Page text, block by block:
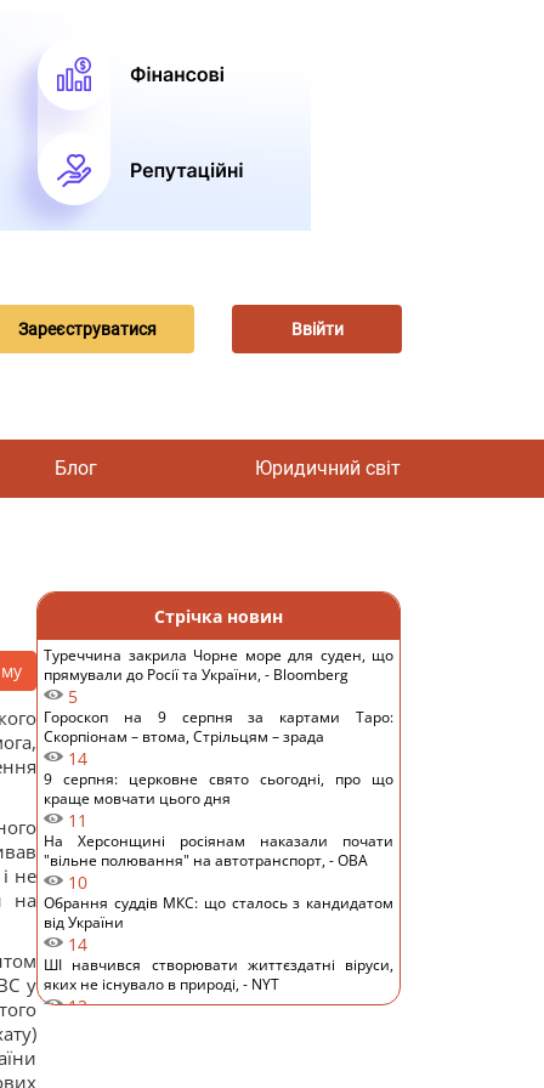
Зареєструватися Ввійти
Блог Юридичний світ
не
на
у
Стрічка новин
Туреччина закрила Чорне море для суден, що
прямували до Росії та України, - Bloomberg
5
Гороскоп на 9 серпня за картами Таро:
Скорпіонам – втома, Стрільцям – зрада
14
9 серпня: церковне свято сьогодні, про що
краще мовчати цього дня
11
На Херсонщині росіянам наказали почати
"вільне полювання" на автотранспорт, - ОВА
10
Обрання суддів МКС: що сталось з кандидатом
від України
14
ШІ навчився створювати життєздатні віруси,
яких не існувало в природі, - NYT
12